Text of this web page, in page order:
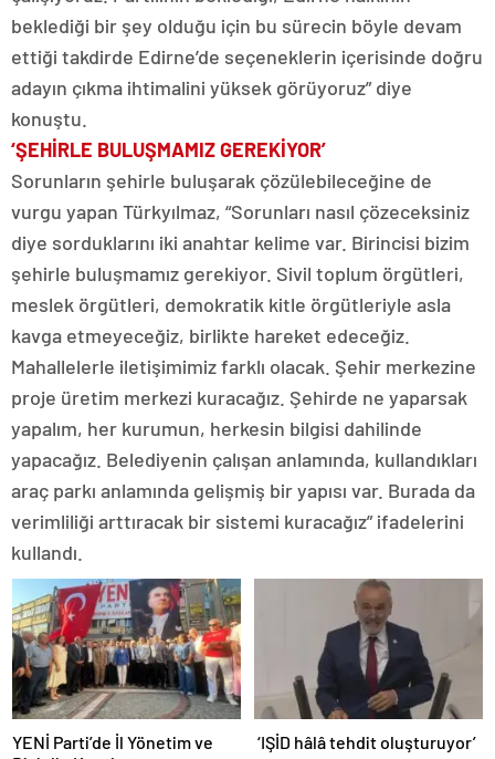
beklediği bir şey olduğu için bu sürecin böyle devam
ettiği takdirde Edirne’de seçeneklerin içerisinde doğru
adayın çıkma ihtimalini yüksek görüyoruz” diye
konuştu.
‘ŞEHİRLE BULUŞMAMIZ GEREKİYOR’
Sorunların şehirle buluşarak çözülebileceğine de
vurgu yapan Türkyılmaz, “Sorunları nasıl çözeceksiniz
diye sorduklarını iki anahtar kelime var. Birincisi bizim
şehirle buluşmamız gerekiyor. Sivil toplum örgütleri,
meslek örgütleri, demokratik kitle örgütleriyle asla
kavga etmeyeceğiz, birlikte hareket edeceğiz.
Mahallelerle iletişimimiz farklı olacak. Şehir merkezine
proje üretim merkezi kuracağız. Şehirde ne yaparsak
yapalım, her kurumun, herkesin bilgisi dahilinde
yapacağız. Belediyenin çalışan anlamında, kullandıkları
araç parkı anlamında gelişmiş bir yapısı var. Burada da
verimliliği arttıracak bir sistemi kuracağız” ifadelerini
kullandı.
YENİ Parti’de İl Yönetim ve
‘IŞİD hâlâ tehdit oluşturuyor’